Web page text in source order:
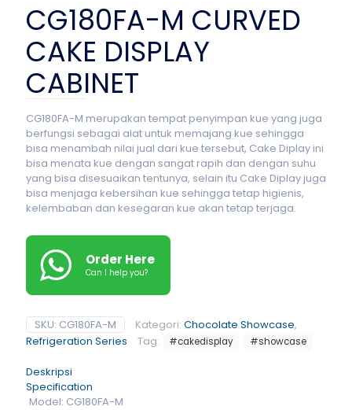
CG180FA-M CURVED
CAKE DISPLAY
CABINET
CG180FA-M merupakan tempat penyimpan kue yang juga
berfungsi sebagai alat untuk memajang kue sehingga
bisa menambah nilai jual dari kue tersebut, Cake Diplay ini
bisa menata kue dengan sangat rapih dan dengan suhu
yang bisa disesuaikan tentunya, selain itu Cake Diplay juga
bisa menjaga kebersihan kue sehingga tetap higienis,
kelembaban dan kesegaran kue akan tetap terjaga.
Order Here
Can I help you?
SKU: CG180FA-M Kategori: Chocolate Showcase,
Refrigeration Series
Tag: #cakedisplay #showcase
Deskripsi
Specification
Model: CG180FA-M